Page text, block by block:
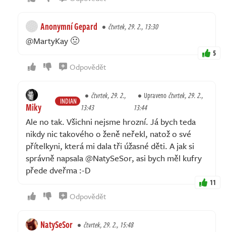
Anonymní Gepard čtvrtek, 29. 2., 13:30
@MartyKay 🤢
5
Odpovědět
Miky INDIAN
čtvrtek, 29. 2.,
13:43
Upravenočtvrtek, 29. 2.,
13:44
Ale no tak. Všichni nejsme hrozní. Já bych teda
nikdy nic takového o ženě neřekl, natož o své
přítelkyni, která mi dala tři úžasné děti. A jak si
správně napsala @NatySeSor, asi bych měl kufry
přede dveřma :-D
11
Odpovědět
NatySeSor čtvrtek, 29. 2., 15:48